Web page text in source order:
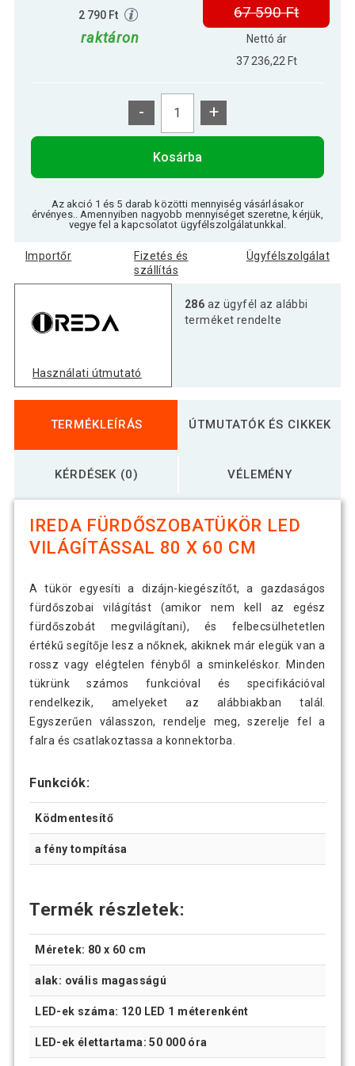
2 790 Ft
raktáron
67 590 Ft
Nettó ár
37 236,22 Ft
- +
Kosárba
Az akció 1 és 5 darab közötti mennyiség vásárlásakor
érvényes.. Amennyiben nagyobb mennyiséget szeretne, kérjük,
vegye fel a kapcsolatot ügyfélszolgálatunkkal.
Importőr
Fizetés és
szállítás
Ügyfélszolgálat
Használati útmutató
286 az ügyfél az alábbi
terméket rendelte
TERMÉKLEÍRÁS ÚTMUTATÓK ÉS CIKKEK
KÉRDÉSEK (0) VÉLEMÉNY
IREDA FÜRDŐSZOBATÜKÖR LED
VILÁGÍTÁSSAL 80 X 60 CM
A tükör egyesíti a dizájn-kiegészítőt, a gazdaságos
fürdőszobai világítást (amikor nem kell az egész
fürdőszobát megvilágítani), és felbecsülhetetlen
értékű segítője lesz a nőknek, akiknek már elegük van a
rossz vagy elégtelen fényből a sminkeléskor. Minden
tükrünk számos funkcióval és specifikációval
rendelkezik, amelyeket az alábbiakban talál.
Egyszerűen válasszon, rendelje meg, szerelje fel a
falra és csatlakoztassa a konnektorba.
Funkciók:
Ködmentesítő
a fény tompítása
Termék részletek:
Méretek: 80 x 60 cm
alak: ovális magasságú
LED-ek száma: 120 LED 1 méterenként
LED-ek élettartama: 50 000 óra